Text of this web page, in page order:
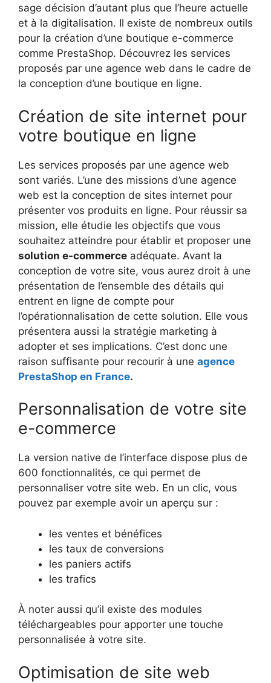
sage décision d’autant plus que l’heure actuelle
et à la digitalisation. Il existe de nombreux outils
pour la création d’une boutique e-commerce
comme PrestaShop. Découvrez les services
proposés par une agence web dans le cadre de
la conception d’une boutique en ligne.
Création de site internet pour
votre boutique en ligne
Les services proposés par une agence web
sont variés. L’une des missions d’une agence
web est la conception de sites internet pour
présenter vos produits en ligne. Pour réussir sa
mission, elle étudie les objectifs que vous
souhaitez atteindre pour établir et proposer une
solution e-commerce adéquate. Avant la
conception de votre site, vous aurez droit à une
présentation de l’ensemble des détails qui
entrent en ligne de compte pour
l’opérationnalisation de cette solution. Elle vous
présentera aussi la stratégie marketing à
adopter et ses implications. C’est donc une
raison suffisante pour recourir à une agence
PrestaShop en France.
Personnalisation de votre site
e-commerce
La version native de l’interface dispose plus de
600 fonctionnalités, ce qui permet de
personnaliser votre site web. En un clic, vous
pouvez par exemple avoir un aperçu sur :
les ventes et bénéfices
les taux de conversions
les paniers actifs
les trafics
À noter aussi qu’il existe des modules
téléchargeables pour apporter une touche
personnalisée à votre site.
Optimisation de site web